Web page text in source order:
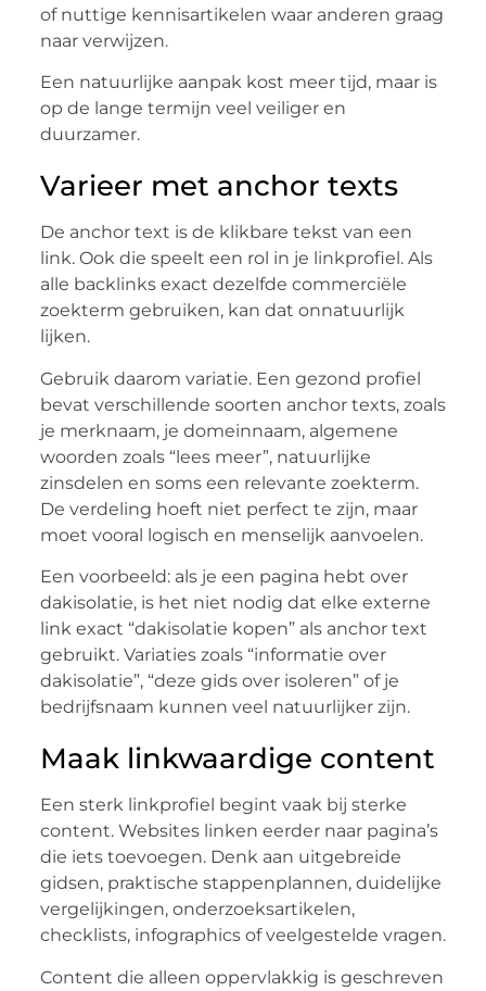
of nuttige kennisartikelen waar anderen graag
naar verwijzen.
Een natuurlijke aanpak kost meer tijd, maar is
op de lange termijn veel veiliger en
duurzamer.
Varieer met anchor texts
De anchor text is de klikbare tekst van een
link. Ook die speelt een rol in je linkprofiel. Als
alle backlinks exact dezelfde commerciële
zoekterm gebruiken, kan dat onnatuurlijk
lijken.
Gebruik daarom variatie. Een gezond profiel
bevat verschillende soorten anchor texts, zoals
je merknaam, je domeinnaam, algemene
woorden zoals “lees meer”, natuurlijke
zinsdelen en soms een relevante zoekterm.
De verdeling hoeft niet perfect te zijn, maar
moet vooral logisch en menselijk aanvoelen.
Een voorbeeld: als je een pagina hebt over
dakisolatie, is het niet nodig dat elke externe
link exact “dakisolatie kopen” als anchor text
gebruikt. Variaties zoals “informatie over
dakisolatie”, “deze gids over isoleren” of je
bedrijfsnaam kunnen veel natuurlijker zijn.
Maak linkwaardige content
Een sterk linkprofiel begint vaak bij sterke
content. Websites linken eerder naar pagina’s
die iets toevoegen. Denk aan uitgebreide
gidsen, praktische stappenplannen, duidelijke
vergelijkingen, onderzoeksartikelen,
checklists, infographics of veelgestelde vragen.
Content die alleen oppervlakkig is geschreven